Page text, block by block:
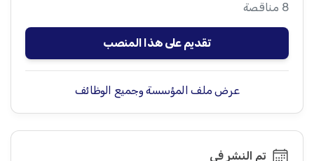
8 مناقصة
تقديم على هذا المنصب
عرض ملف المؤسسة وجميع الوظائف
تم النشر في